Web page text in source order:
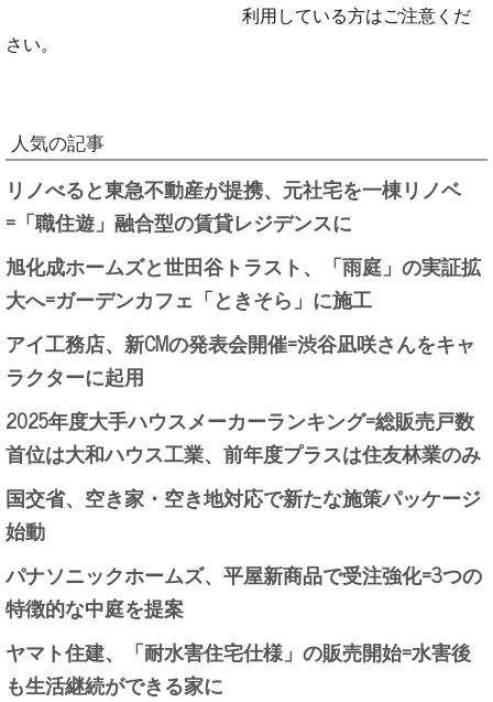
利用している方はご注意くだ
さい。
人気の記事
リノべると東急不動産が提携、元社宅を一棟リノベ
=「職住遊」融合型の賃貸レジデンスに
旭化成ホームズと世田谷トラスト、「雨庭」の実証拡
大へ=ガーデンカフェ「ときそら」に施工
アイ工務店、新CMの発表会開催=渋谷凪咲さんをキャ
ラクターに起用
2025年度大手ハウスメーカーランキング=総販売戸数
首位は大和ハウス工業、前年度プラスは住友林業のみ
国交省、空き家・空き地対応で新たな施策パッケージ
始動
パナソニックホームズ、平屋新商品で受注強化=3つの
特徴的な中庭を提案
ヤマト住建、「耐水害住宅仕様」の販売開始=水害後
も生活継続ができる家に